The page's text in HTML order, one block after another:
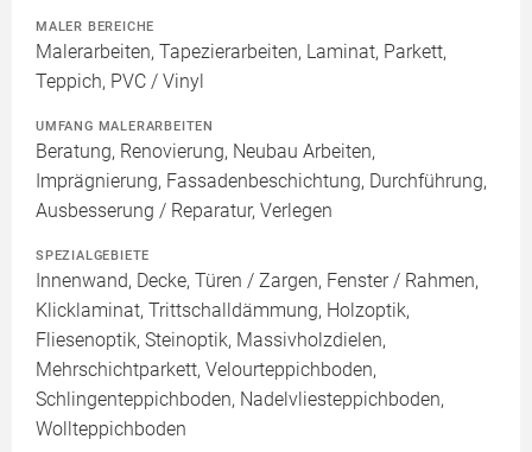
MALER BEREICHE
Malerarbeiten, Tapezierarbeiten, Laminat, Parkett,
Teppich, PVC / Vinyl
UMFANG MALERARBEITEN
Beratung, Renovierung, Neubau Arbeiten,
Imprägnierung, Fassadenbeschichtung, Durchführung,
Ausbesserung / Reparatur, Verlegen
SPEZIALGEBIETE
Innenwand, Decke, Türen / Zargen, Fenster / Rahmen,
Klicklaminat, Trittschalldämmung, Holzoptik,
Fliesenoptik, Steinoptik, Massivholzdielen,
Mehrschichtparkett, Velourteppichboden,
Schlingenteppichboden, Nadelvliesteppichboden,
Wollteppichboden